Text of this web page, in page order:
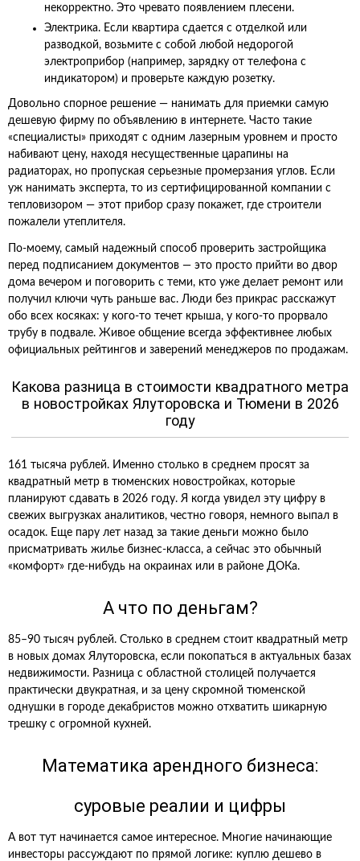
некорректно. Это чревато появлением плесени.
Электрика. Если квартира сдается с отделкой или
разводкой, возьмите с собой любой недорогой
электроприбор (например, зарядку от телефона с
индикатором) и проверьте каждую розетку.
Довольно спорное решение — нанимать для приемки самую
дешевую фирму по объявлению в интернете. Часто такие
«специалисты» приходят с одним лазерным уровнем и просто
набивают цену, находя несущественные царапины на
радиаторах, но пропуская серьезные промерзания углов. Если
уж нанимать эксперта, то из сертифицированной компании с
тепловизором — этот прибор сразу покажет, где строители
пожалели утеплителя.
По-моему, самый надежный способ проверить застройщика
перед подписанием документов — это просто прийти во двор
дома вечером и поговорить с теми, кто уже делает ремонт или
получил ключи чуть раньше вас. Люди без прикрас расскажут
обо всех косяках: у кого-то течет крыша, у кого-то прорвало
трубу в подвале. Живое общение всегда эффективнее любых
официальных рейтингов и заверений менеджеров по продажам.
Какова разница в стоимости квадратного метра
в новостройках Ялуторовска и Тюмени в 2026
году
161 тысяча рублей. Именно столько в среднем просят за
квадратный метр в тюменских новостройках, которые
планируют сдавать в 2026 году. Я когда увидел эту цифру в
свежих выгрузках аналитиков, честно говоря, немного выпал в
осадок. Еще пару лет назад за такие деньги можно было
присматривать жилье бизнес-класса, а сейчас это обычный
«комфорт» где-нибудь на окраинах или в районе ДОКа.
А что по деньгам?
85–90 тысяч рублей. Столько в среднем стоит квадратный метр
в новых домах Ялуторовска, если покопаться в актуальных базах
недвижимости. Разница с областной столицей получается
практически двукратная, и за цену скромной тюменской
однушки в городе декабристов можно отхватить шикарную
трешку с огромной кухней.
Математика арендного бизнеса:
суровые реалии и цифры
А вот тут начинается самое интересное. Многие начинающие
инвесторы рассуждают по прямой логике: куплю дешево в